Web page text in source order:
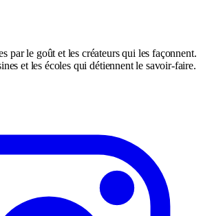
par le goût et les créateurs qui les façonnent.
et les écoles qui détiennent le savoir-faire.